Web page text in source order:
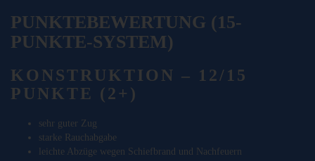
PUNKTEBEWERTUNG (15-
PUNKTE-SYSTEM)
KONSTRUKTION – 12/15
PUNKTE (2+)
sehr guter Zug
starke Rauchabgabe
leichte Abzüge wegen Schiefbrand und Nachfeuern